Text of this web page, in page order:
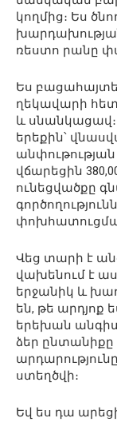
կողմից։ Ես
ռեստո րանը
Ես
ղեկավարի
և
երեքին՝
վճարեցին
ունեցվածքը
Վեց տարի է
վախենում է
երջանիկ և
են, թե արդյոք
երեխան
ձեր ընտանիքը
ստեղծվի։
Եվ ես դա